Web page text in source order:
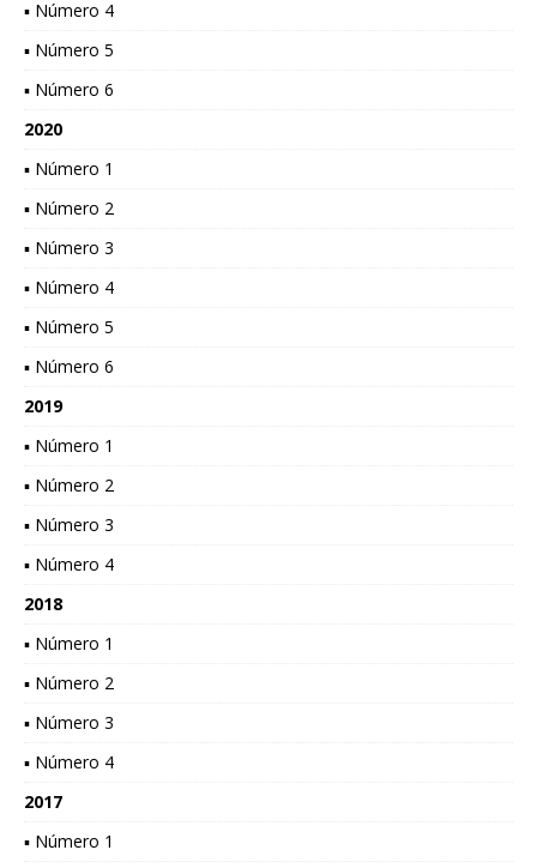
▪ Número 4
▪ Número 5
▪ Número 6
2020
▪ Número 1
▪ Número 2
▪ Número 3
▪ Número 4
▪ Número 5
▪ Número 6
2019
▪ Número 1
▪ Número 2
▪ Número 3
▪ Número 4
2018
▪ Número 1
▪ Número 2
▪ Número 3
▪ Número 4
2017
▪ Número 1